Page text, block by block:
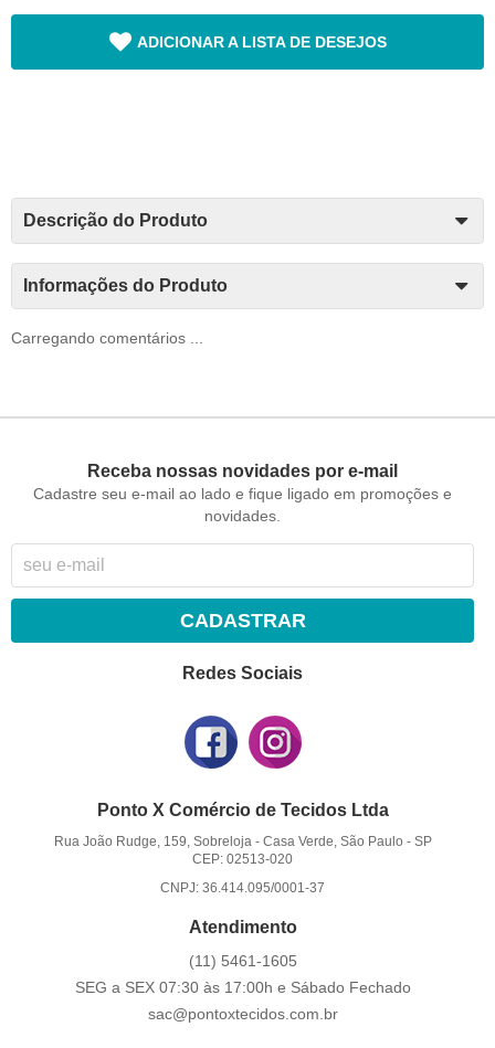
ADICIONAR A LISTA DE DESEJOS
Descrição do Produto
Informações do Produto
Carregando comentários ...
Receba nossas novidades por e-mail
Cadastre seu e-mail ao lado e fique ligado em promoções e
novidades.
CADASTRAR
Redes Sociais
Ponto X Comércio de Tecidos Ltda
Rua João Rudge, 159, Sobreloja- Casa Verde, São Paulo - SP
CEP: 02513-020
CNPJ: 36.414.095/0001-37
Atendimento
(11) 5461-1605
SEG a SEX 07:30 às 17:00h e Sábado Fechado
sac@pontoxtecidos.com.br